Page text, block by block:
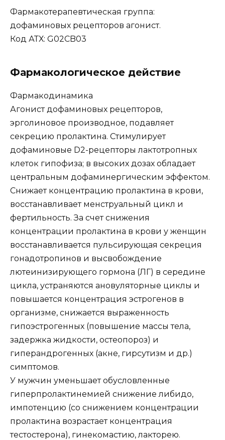
Фармакотерапевтическая группа:
дофаминовых рецепторов агонист.
Код АТХ: G02CB03
Фармакологическое действие
Фармакодинамика
Агонист дофаминовых рецепторов,
эрголиновое производное, подавляет
секрецию пролактина. Стимулирует
дофаминовые D2-рецепторы лактотропных
клеток гипофиза; в высоких дозах обладает
центральным дофаминергическим эффектом.
Снижает концентрацию пролактина в крови,
восстанавливает менструальный цикл и
фертильность. За счет снижения
концентрации пролактина в крови у женщин
восстанавливается пульсирующая секреция
гонадотропинов и высвобождение
лютеинизирующего гормона (ЛГ) в середине
цикла, устраняются ановуляторные циклы и
повышается концентрация эстрогенов в
организме, снижается выраженность
гипоэстрогенных (повышение массы тела,
задержка жидкости, остеопороз) и
гиперандрогенных (акне, гирсутизм и др.)
симптомов.
У мужчин уменьшает обусловленные
гиперпролактинемией снижение либидо,
импотенцию (со снижением концентрации
пролактина возрастает концентрация
тестостерона), гинекомастию, лакторею.